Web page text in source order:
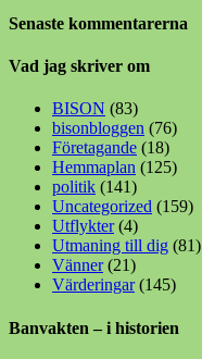
Senaste kommentarerna
Vad jag skriver om
BISON (83)
bisonbloggen (76)
Företagande (18)
Hemmaplan (125)
politik (141)
Uncategorized (159)
Utflykter(4)
Utmaning till dig (81)
Vänner(21)
Värderingar(145)
Banvakten – i historien